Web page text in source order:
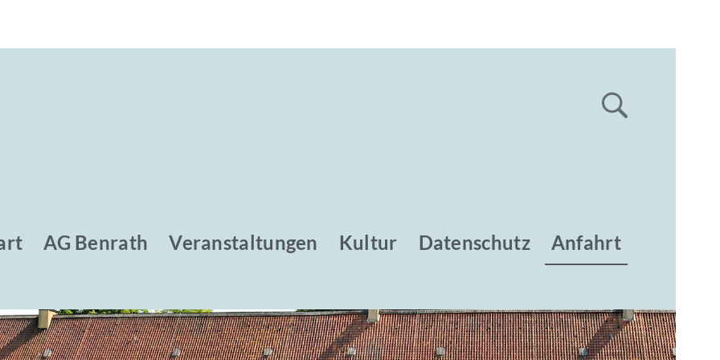
AG Benrath Veranstaltungen Kultur Datenschutz Anfahrt